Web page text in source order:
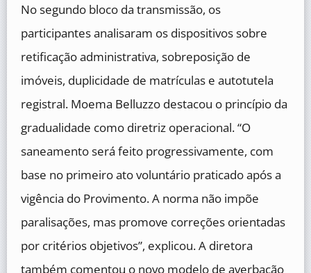
No segundo bloco da transmissão, os
participantes analisaram os dispositivos sobre
retificação administrativa, sobreposição de
imóveis, duplicidade de matrículas e autotutela
registral. Moema Belluzzo destacou o princípio da
gradualidade como diretriz operacional. “O
saneamento será feito progressivamente, com
base no primeiro ato voluntário praticado após a
vigência do Provimento. A norma não impõe
paralisações, mas promove correções orientadas
por critérios objetivos”, explicou. A diretora
também comentou o novo modelo de averbação